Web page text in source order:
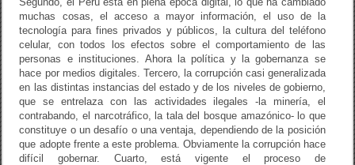
muchas cosas, el acceso a mayor información, el uso de la
tecnología para fines privados y públicos, la cultura del teléfono
celular, con todos los efectos sobre el comportamiento de las
personas e instituciones. Ahora la política y la gobernanza se
hace por medios digitales. Tercero, la corrupción casi generalizada
en las distintas instancias del estado y de los niveles de gobierno,
que se entrelaza con las actividades ilegales -la minería, el
contrabando, el narcotráfico, la tala del bosque amazónico- lo que
constituye o un desafío o una ventaja, dependiendo de la posición
que adopte frente a este problema. Obviamente la corrupción hace
difícil gobernar. Cuarto, está vigente el proceso de